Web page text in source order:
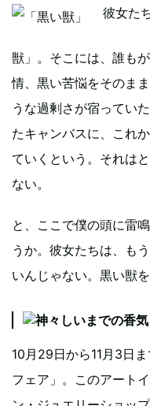
彼女た
獣」。そこには、誰も
情、黒い苦悩をそのま
うな過剰さが宿ってい
たキャンバスに、これ
ていくという。それは
ない。
と、ここで僕の頭に雷
うか。彼女たちは、も
いんじゃない。黒い獣
10月29日から11月3日
フェア」。このアート